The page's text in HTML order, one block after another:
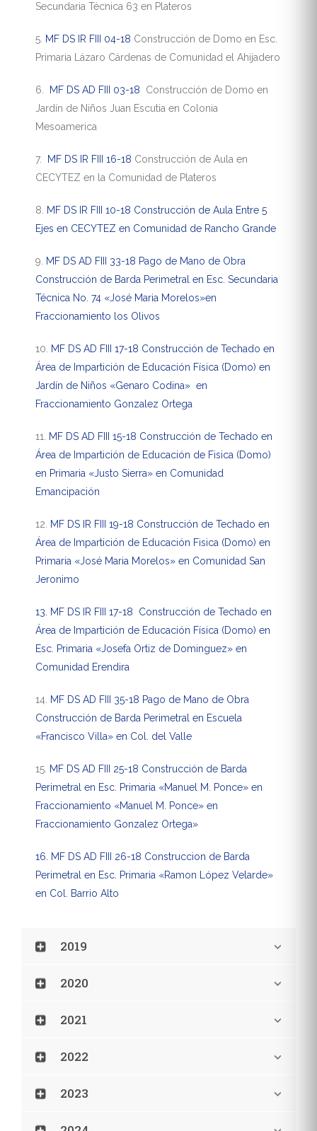
Secundaria Técnica 63 en Plateros
5. MF DS IR FIII 04-18 Construcción de Domo en Esc.
Primaria Lázaro Cárdenas de Comunidad el Ahijadero
6. MF DS AD FIII 03-18 Construcción de Domo en
Jardín de Niños Juan Escutia en Colonia
Mesoamerica
7. MF DS IR FIII 16-18 Construcción de Aula en
CECYTEZ en la Comunidad de Plateros
8.
MF DS IR FIII 10-18 Construcción de Aula Entre 5
Ejes en CECYTEZ en Comunidad de Rancho Grande
9.
MF DS AD FIII 33-18 Pago de Mano de Obra
Construcción de Barda Perimetral en Esc. Secundaria
Técnica No. 74 «José Maria Morelos»en
Fraccionamiento los Olivos
10.
MF DS AD FIII 17-18 Construcción de Techado en
Área de Impartición de Educación Física (Domo) en
Jardín de Niños «Genaro Codina» en
Fraccionamiento Gonzalez Ortega
11.
MF DS AD FIII 15-18 Construcción de Techado en
Área de Impartición de Educación de Fisica (Domo)
en Primaria «Justo Sierra» en Comunidad
Emancipación
12.
MF DS IR FIII 19-18 Construcción de Techado en
Área de Impartición de Educación Fisica (Domo) en
Primaria «José Maria Morelos» en Comunidad San
Jeronimo
13. MF DS IR FIII 17-18 Construcción de Techado en
Área de Impartición de Educación Física (Domo) en
Esc. Primaria «Josefa Ortiz de Dominguez» en
Comunidad Erendira
14. MF DS AD FIII 35-18 Pago de Mano de Obra
Construcción de Barda Perimetral en Escuela
«Francisco Villa» en Col. del Valle
15. MF DS AD FIII 25-18 Construcción de Barda
Perimetral en Esc. Primaria «Manuel M. Ponce» en
Fraccionamiento «Manuel M. Ponce» en
Fraccionamiento Gonzalez Ortega»
16. MF DS AD FIII 26-18 Construccion de Barda
Perimetral en Esc. Primaria «Ramon López Velarde»
en Col. Barrio Alto
2019
2020
2021
2022
2023